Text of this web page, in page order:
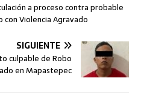
a proceso contra probable
con Violencia Agravado
SIGUIENTE
culpable de Robo
en Mapastepec